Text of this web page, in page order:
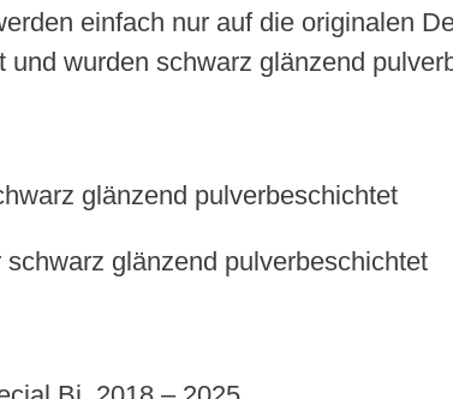
einfach nur auf die originalen
und wurden schwarz glänzend
glänzend pulverbeschichtet
glänzend pulverbeschichtet